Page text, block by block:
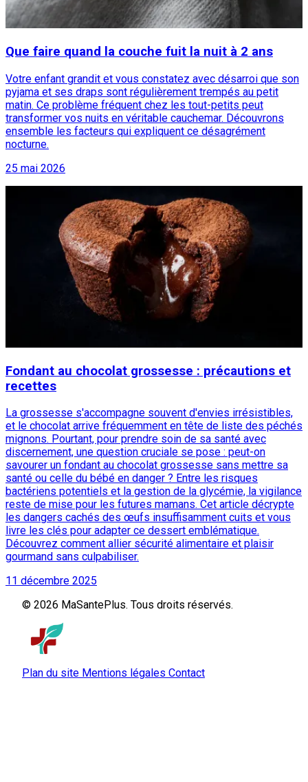
Que faire quand la couche fuit la nuit à 2 ans
Votre enfant grandit et vous constatez avec désarroi que son
pyjama et ses draps sont régulièrement trempés au petit
matin. Ce problème fréquent chez les tout-petits peut
transformer vos nuits en véritable cauchemar. Découvrons
ensemble les facteurs qui expliquent ce désagrément
nocturne.
25 mai 2026
Fondant au chocolat grossesse : précautions et
recettes
La grossesse s'accompagne souvent d'envies irrésistibles,
et le chocolat arrive fréquemment en tête de liste des péchés
mignons. Pourtant, pour prendre soin de sa santé avec
discernement, une question cruciale se pose : peut-on
savourer un fondant au chocolat grossesse sans mettre sa
santé ou celle du bébé en danger ? Entre les risques
bactériens potentiels et la gestion de la glycémie, la vigilance
reste de mise pour les futures mamans. Cet article décrypte
les dangers cachés des œufs insuffisamment cuits et vous
livre les clés pour adapter ce dessert emblématique.
Découvrez comment allier sécurité alimentaire et plaisir
gourmand sans culpabiliser.
11 décembre 2025
© 2026 MaSantePlus. Tous droits réservés.
Plan du site Mentions légales Contact